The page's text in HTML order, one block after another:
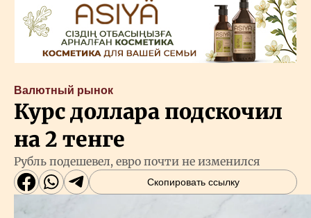
Валютный рынок
Курс доллара подскочил
на 2 тенге
Рубль подешевел, евро почти не изменился
Скопировать ссылку